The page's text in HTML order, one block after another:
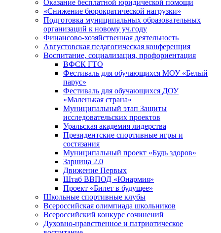
Оказание бесплатной юридической помощи
«Снижение бюрократической нагрузки»
Подготовка муниципальных образовательных
организаций к новому уч.году
Финансово-хозяйственная деятельность
Августовская педагогическая конференция
Воспитание, социализация, профориентация
ВФСК ГТО
Фестиваль для обучающихся МОУ «Белый
парус»
Фестиваль для обучающихся ДОУ
«Маленькая страна»
Муниципальный этап Защиты
исследовательских проектов
Уральская академия лидерства
Президентские спортивные игры и
состязания
Муниципальный проект «Будь здоров»
Зарница 2.0
Движение Первых
Штаб ВВПОД «Юнармия»
Проект «Билет в будущее»
Школьные спортивные клубы
Всероссийская олимпиада школьников
Всероссийский конкурс сочинений
Духовно-нравственное и патриотическое